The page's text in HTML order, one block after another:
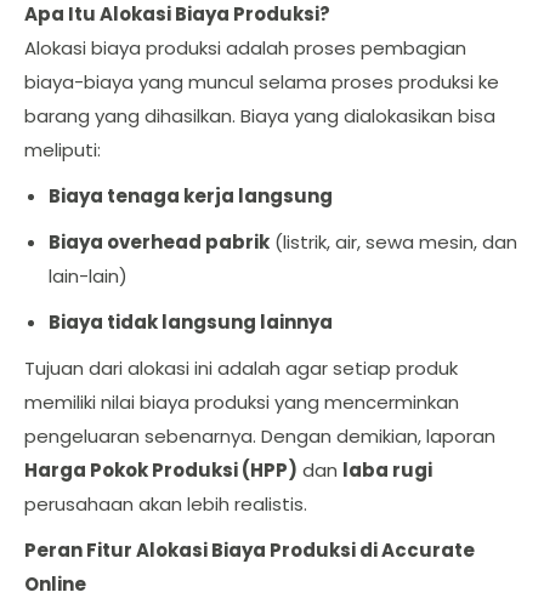
Apa Itu Alokasi Biaya Produksi?
Alokasi biaya produksi adalah proses pembagian
biaya-biaya yang muncul selama proses produksi ke
barang yang dihasilkan. Biaya yang dialokasikan bisa
meliputi:
Biaya tenaga kerja langsung
Biaya overhead pabrik (listrik, air, sewa mesin, dan
lain-lain)
Biaya tidak langsung lainnya
Tujuan dari alokasi ini adalah agar setiap produk
memiliki nilai biaya produksi yang mencerminkan
pengeluaran sebenarnya. Dengan demikian, laporan
Harga Pokok Produksi (HPP) dan laba rugi
perusahaan akan lebih realistis.
Peran Fitur Alokasi Biaya Produksi di Accurate
Online